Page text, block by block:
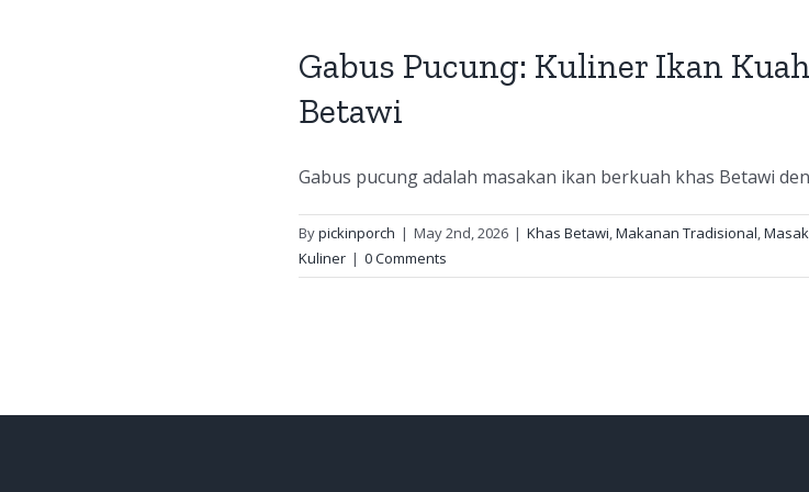
Gabus Pucung: Kuliner Ikan
Betawi
Gabus pucung adalah masakan ikan berkuah khas Betawi
Bypickinporch | May 2nd, 2026 | Khas Betawi,Makanan Tradisional,
Kuliner | 0 Comments